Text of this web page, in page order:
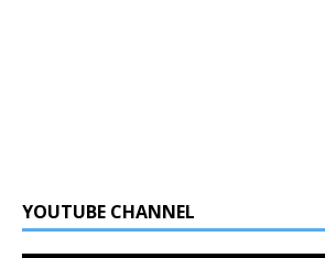
YOUTUBE CHANNEL